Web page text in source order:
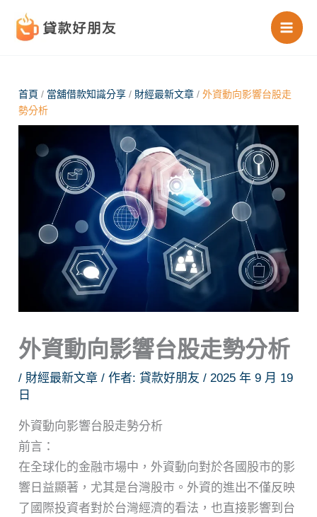
首頁 / 當舖借款知識分享 / 財經最新文章 /外資動向影響台股走
勢分析
外資動向影響台股走勢分析
/ 財經最新文章 / 作者:貸款好朋友/ 2025 年 9 月 19
日
外資動向影響台股走勢分析
前言：
在全球化的金融市場中，外資動向對於各國股市的影
響日益顯著，尤其是台灣股市。外資的進出不僅反映
了國際投資者對於台灣經濟的看法，也直接影響到台